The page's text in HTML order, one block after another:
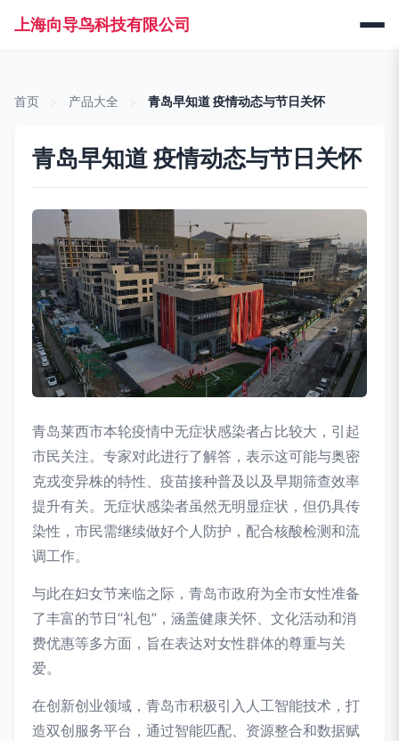
上海向导鸟科技有限公司
首页 产品大全 青岛早知道 疫情动态与节日关怀
青岛早知道 疫情动态与节日关怀
青岛莱西市本轮疫情中无症状感染者占比较大，引起
市民关注。专家对此进行了解答，表示这可能与奥密
克戎变异株的特性、疫苗接种普及以及早期筛查效率
提升有关。无症状感染者虽然无明显症状，但仍具传
染性，市民需继续做好个人防护，配合核酸检测和流
调工作。
与此在妇女节来临之际，青岛市政府为全市女性准备
了丰富的节日“礼包”，涵盖健康关怀、文化活动和消
费优惠等多方面，旨在表达对女性群体的尊重与关
爱。
在创新创业领域，青岛市积极引入人工智能技术，打
造双创服务平台，通过智能匹配、资源整合和数据赋